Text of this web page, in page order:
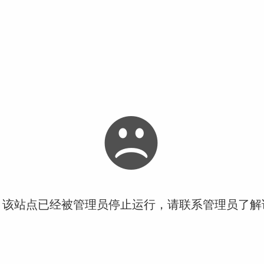
站点已经被管理员停止运行，请联系管理员了